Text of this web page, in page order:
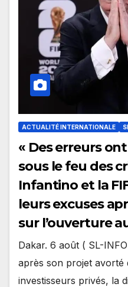
ACTUALITÉ INTERNATIONALE
« Des erreurs
sous le feu des
Infantino et la
leurs excuses
sur l’ouverture
Dakar. 6 août ( SL-
après son projet avorté
investisseurs privés, la